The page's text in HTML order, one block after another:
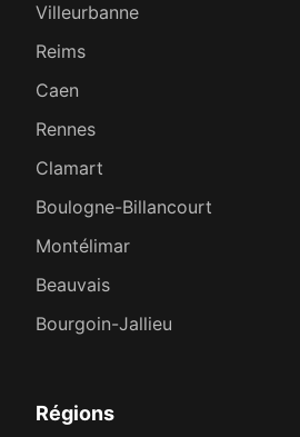
Villeurbanne
Reims
Caen
Rennes
Clamart
Boulogne-Billancourt
Montélimar
Beauvais
Bourgoin-Jallieu
Régions